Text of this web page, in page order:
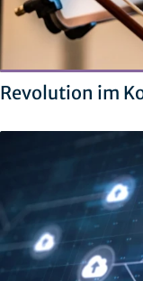
Revolution im